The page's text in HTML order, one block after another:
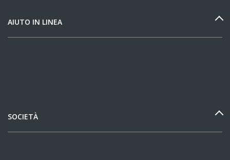
AIUTO IN LINEA
SOCIETÀ